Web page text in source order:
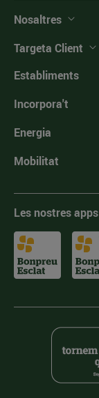
Nosaltres
Targeta Client
Establiments
Incorpora't
Energia
Mobilitat
Les nostres apps